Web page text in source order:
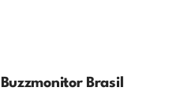
Buzzmonitor Brasil